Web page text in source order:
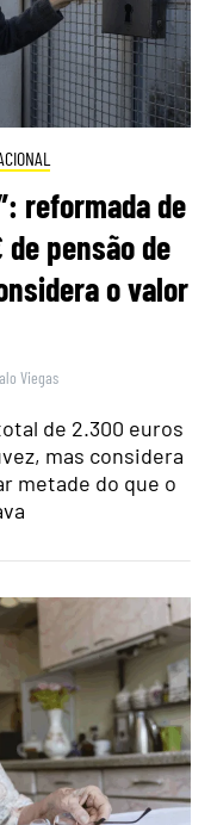
reformada de
pensão de
o valor
Viegas
de 2.300 euros
mas considera
metade do que o